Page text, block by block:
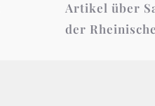
Artikel über
der